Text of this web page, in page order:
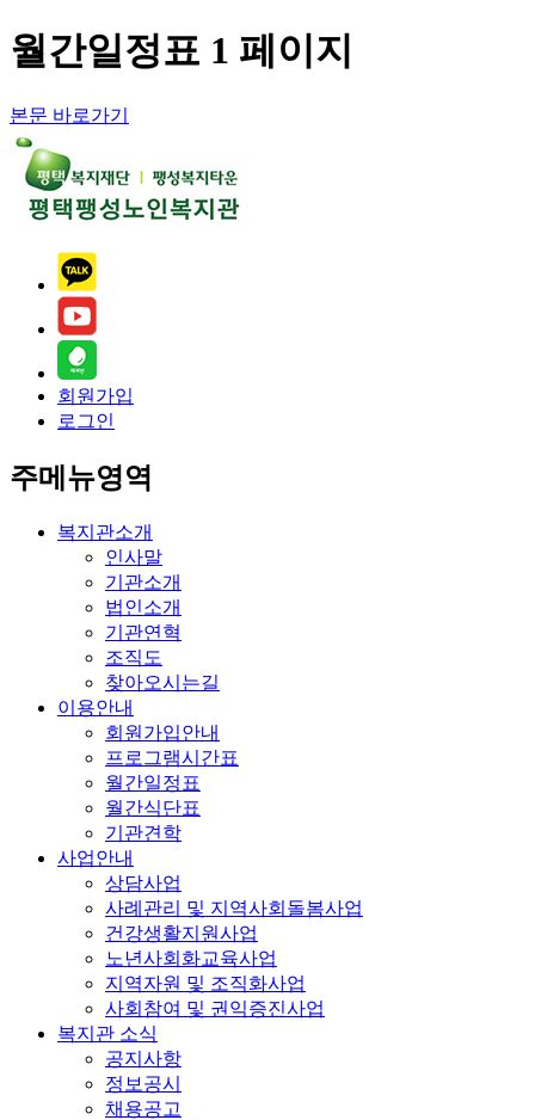
월간일정표 1 페이지
본문 바로가기
회원가입
로그인
주메뉴영역
복지관소개
인사말
기관소개
법인소개
기관연혁
조직도
찾아오시는길
이용안내
회원가입안내
프로그램시간표
월간일정표
월간식단표
기관견학
사업안내
상담사업
사례관리 및 지역사회돌봄사업
건강생활지원사업
노년사회화교육사업
지역자원 및 조직화사업
사회참여 및 권익증진사업
복지관 소식
공지사항
정보공시
채용공고